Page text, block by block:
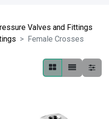
Valves and Fittings
Female Crosses